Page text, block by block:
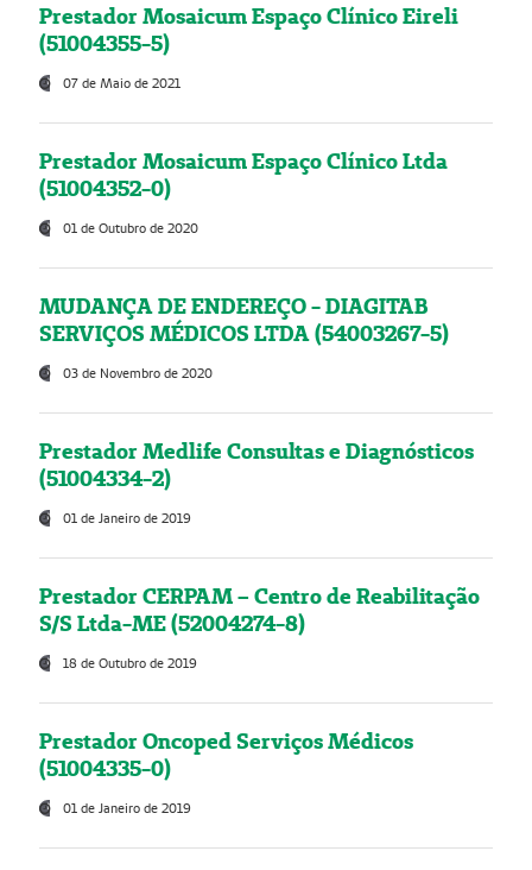
Prestador Mosaicum Espaço Clínico Eireli
(51004355-5)
07 de Maio de 2021
Prestador Mosaicum Espaço Clínico Ltda
(51004352-0)
01 de Outubro de 2020
MUDANÇA DE ENDEREÇO - DIAGITAB
SERVIÇOS MÉDICOS LTDA (54003267-5)
03 de Novembro de 2020
Prestador Medlife Consultas e Diagnósticos
(51004334-2)
01 de Janeiro de 2019
Prestador CERPAM – Centro de Reabilitação
S/S Ltda-ME (52004274-8)
18 de Outubro de 2019
Prestador Oncoped Serviços Médicos
(51004335-0)
01 de Janeiro de 2019